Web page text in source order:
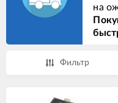
на
Фильтр